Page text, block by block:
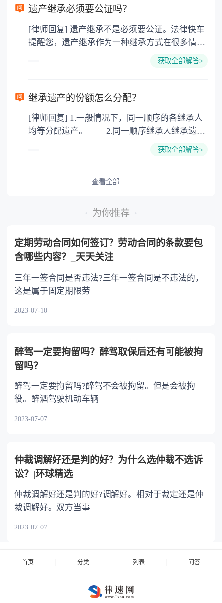
要缴纳公证费，具体如下： 1. 公证费：按房
3. 印花税：按房屋评估价的0.05%缴纳 4. 土
地增值税：按房价1%缴纳 5. 房屋产权登记费：
遗产继承必须要公证吗？
[律师回复] 遗产继承不是必须要公证。法律快车
提醒您，遗产继承作为一种继承方式在很多情况
下都是不需要公证的，当然，如果需要公正的也
以防对财产继承发生纠纷，可以对遗产继承进行
公证。
获取全部解答>
继承遗产的份额怎么分配？
[律师回复] 1.一般情况下，同一顺序的各继承人
均等分配遗产。 2.同一顺序继承人继承遗产
或者与被继承人共同生活的继承人，分配遗产
的继承人，不尽扶养义务的，分配遗产时，应当
获取全部解答>
查看全部
为你推荐
定期劳动合同如何签订？劳动合同的条款要包
含哪些内容？_天天关注
三年一签合同是否违法?三年一签合同是不违法的，
这是属于固定期限劳
2023-07-10
醉驾一定要拘留吗？醉驾取保后还有可能被拘
留吗？
醉驾一定要拘留吗?醉驾不会被拘留。但是会被拘
役。醉酒驾驶机动车辆
2023-07-07
仲裁调解好还是判的好？为什么选仲裁不选诉
讼？|环球精选
仲裁调解好还是判的好?调解好。相对于裁定还是仲
裁调解好。双方当事
2023-07-07
首页 分类 列表 问答